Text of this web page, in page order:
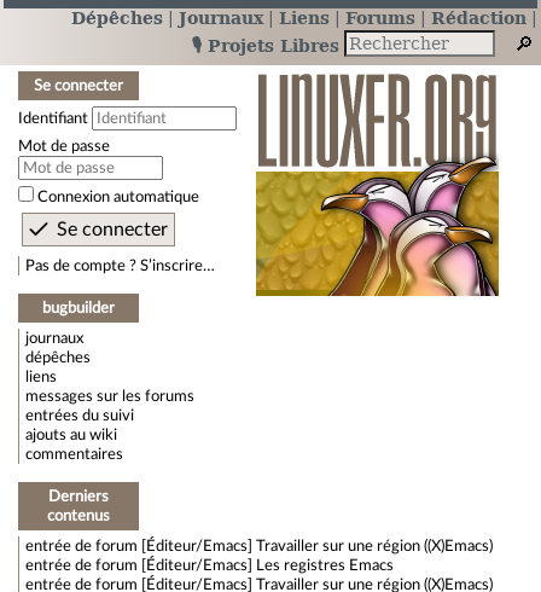
Dépêches Journaux Liens Forums
Rédaction
🎙️ Projets Libres
Se connecter
Identifiant
Mot de passe
Connexion automatique
Pas de compte ? S’inscrire…
bugbuilder
journaux
dépêches
liens
messages sur les forums
entrées du suivi
ajouts au wiki
commentaires
Derniers
contenus
entrée de forum
[Éditeur/Emacs] Travailler sur une région ((X)Emacs)
entrée de forum
[Éditeur/Emacs] Les registres Emacs
entrée de forum
[Éditeur/Emacs] Travailler sur une région ((X)Emacs)